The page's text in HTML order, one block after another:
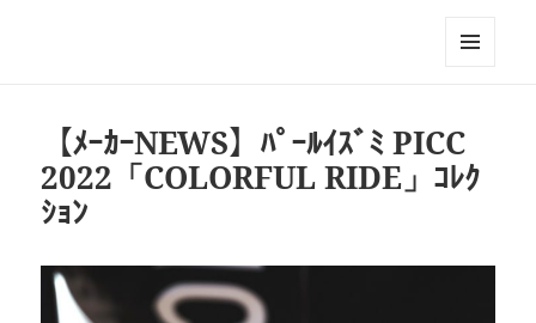
ット
【ﾒｰｶｰNEWS】ﾊﾟｰﾙｲｽﾞﾐ PICC
2022「COLORFUL RIDE」ｺﾚｸ
ｼｮﾝ